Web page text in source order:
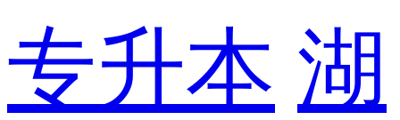
专升本 湖